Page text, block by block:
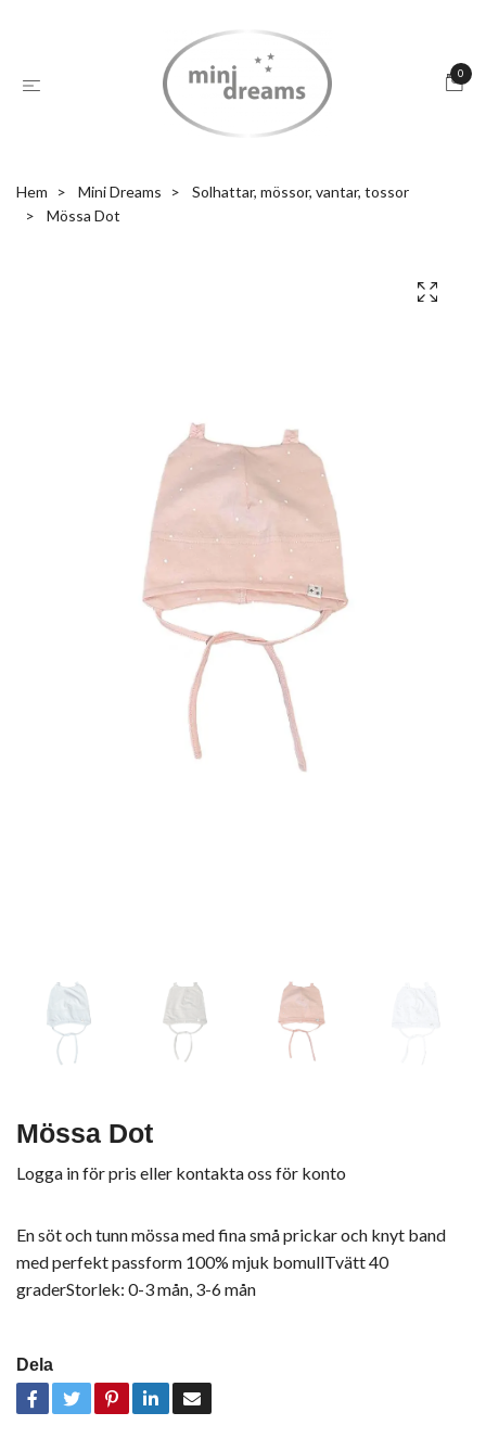
0
Hem Mini Dreams
Solhattar, mössor, vantar, tossor
Mössa Dot
Mössa Dot
Logga in för pris eller kontakta oss för konto
En söt och tunn mössa med fina små prickar och knyt band
med perfekt passform 100% mjuk bomullTvätt 40
graderStorlek: 0-3 mån, 3-6 mån
Dela